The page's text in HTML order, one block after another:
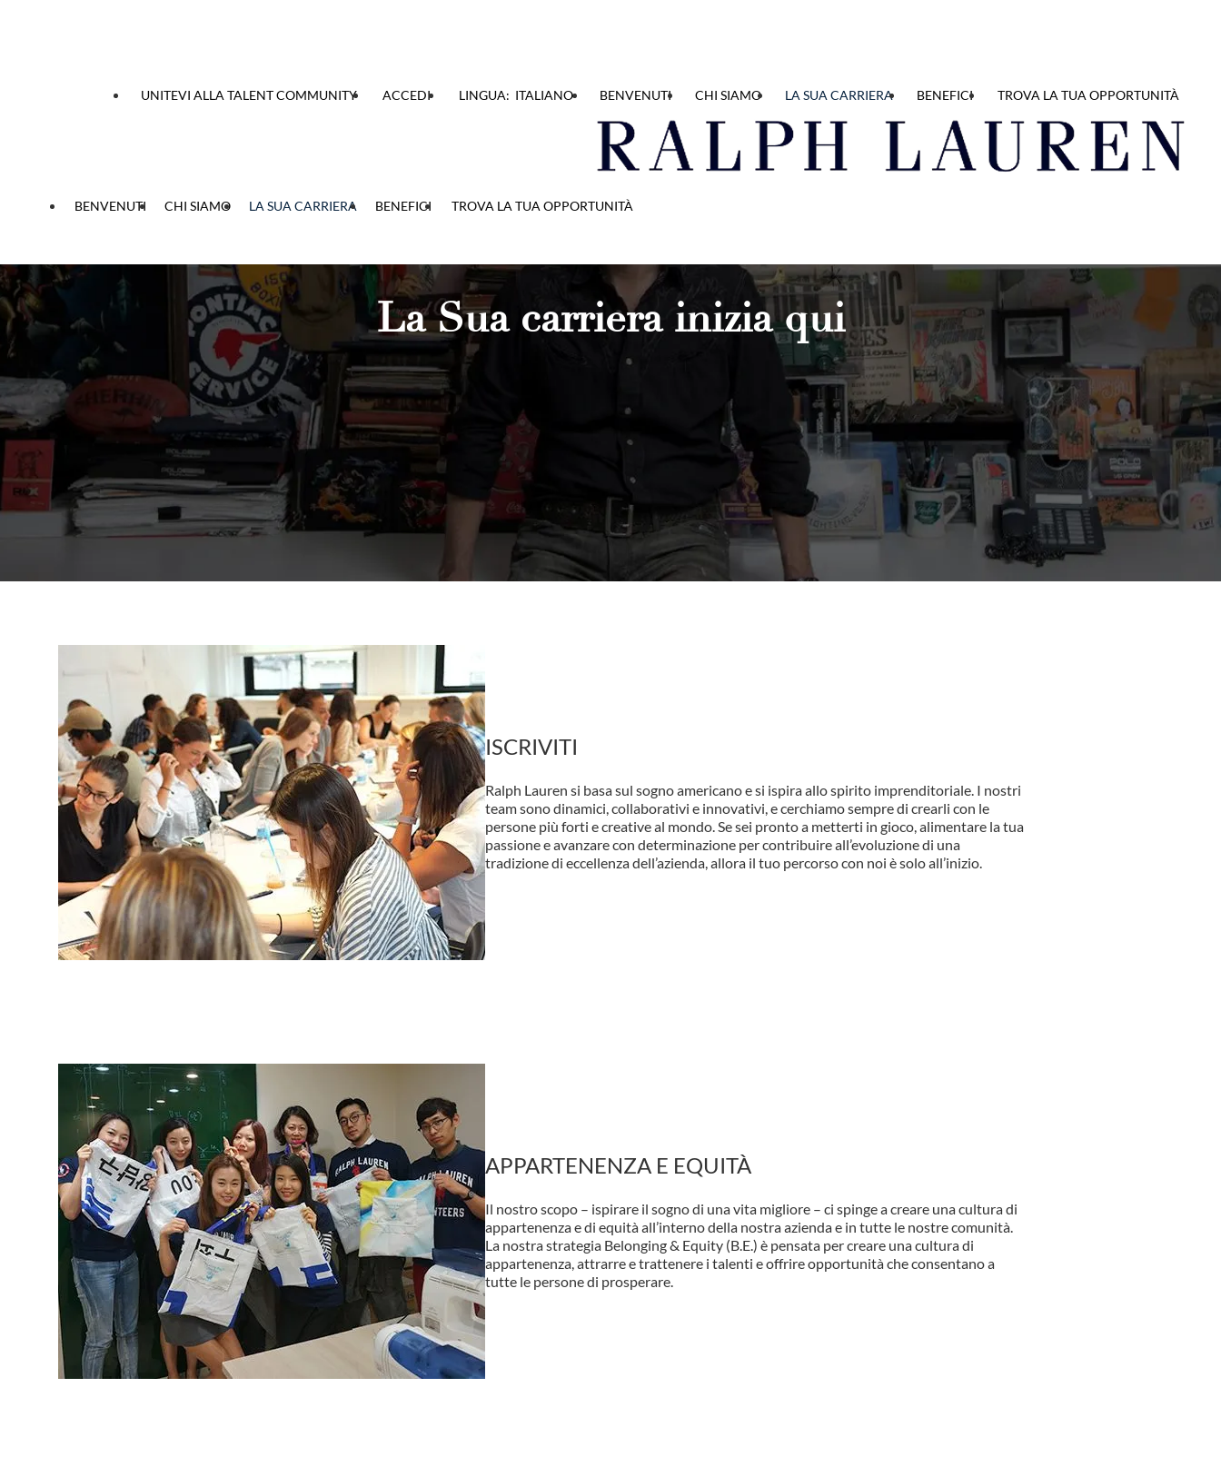
BENVENUTI CHI SIAMO LA SUA CARRIERA BENEFICI TROVA LA TUA OPPORTUNITÀ
UNITEVI ALLA TALENT COMMUNITY ACCEDI LINGUA: ITALIANO BENVENUTI CHI SIAMO LA SUA CARRIERA BENEFICI TROVA LA TUA OPPORTUNITÀ
La Sua carriera inizia qui
ISCRIVITI
Ralph Lauren si basa sul sogno americano e si ispira allo spirito imprenditoriale. I nostri
team sono dinamici, collaborativi e innovativi, e cerchiamo sempre di crearli con le
persone più forti e creative al mondo. Se sei pronto a metterti in gioco, alimentare la tua
passione e avanzare con determinazione per contribuire all’evoluzione di una
tradizione di eccellenza dell’azienda, allora il tuo percorso con noi è solo all’inizio.
APPARTENENZA E EQUITÀ
Il nostro scopo – ispirare il sogno di una vita migliore – ci spinge a creare una cultura di
appartenenza e di equità all’interno della nostra azienda e in tutte le nostre comunità.
La nostra strategia Belonging & Equity (B.E.) è pensata per creare una cultura di
appartenenza, attrarre e trattenere i talenti e offrire opportunità che consentano a
tutte le persone di prosperare.